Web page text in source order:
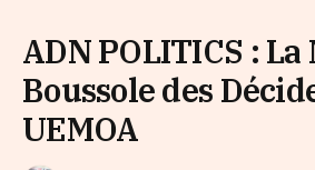
ADN POLITICS :
Boussole des
UEMOA